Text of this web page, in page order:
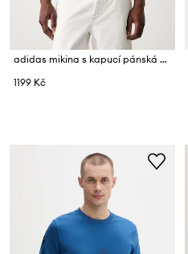
adidas mikina s kapucí pánská s bavlnou Feelcozy
1199 Kč